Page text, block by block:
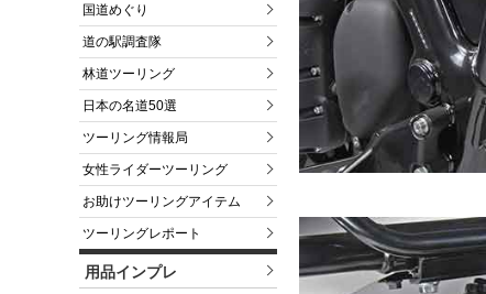
国道めぐり
道の駅調査隊
林道ツーリング
日本の名道50選
ツーリング情報局
女性ライダーツーリング
お助けツーリングアイテム
ツーリングレポート
用品インプレ